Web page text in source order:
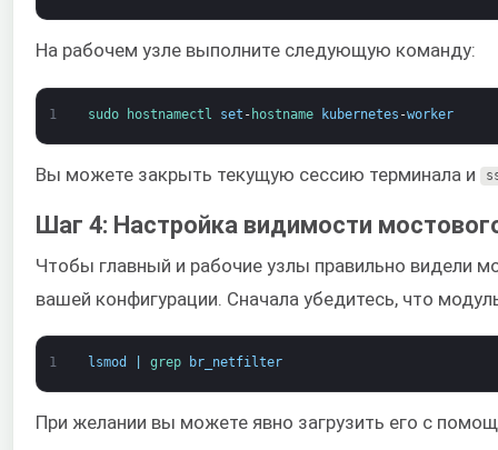
На рабочем узле выполните следующую команду:
1 sudo hostnamectl set - hostname kubernetes -worker
Вы можете закрыть текущую сессию терминала и
Шаг 4: Настройка видимости
Чтобы главный и рабочие узлы правильно видели
вашей конфигурации. Сначала убедитесь, что
1 lsmod grep br_netfilter
При желании вы можете явно загрузить его с